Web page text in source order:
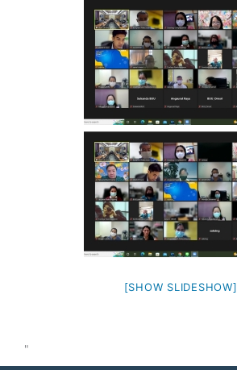
[SHOW SLIDESHOW]
"